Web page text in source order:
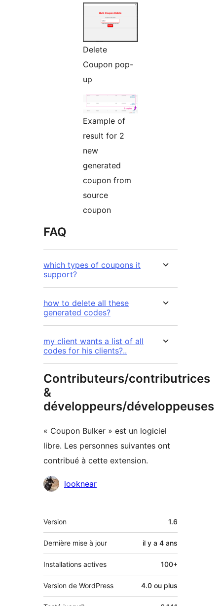
Delete
Coupon pop-
up
Example of
result for 2
new
generated
coupon from
source
coupon
FAQ
which types of coupons it
support?
how to delete all these
generated codes?
my client wants a list of all
codes for his clients?..
Contributeurs/contributrices
&
développeurs/développeuses
« Coupon Bulker » est un logiciel
libre. Les personnes suivantes ont
contribué à cette extension.
Contributeurs
looknear
Méta
Version 1.6
Dernière mise à jour il y a 4 ans
Installations actives 100+
Version de WordPress 4.0 ou plus